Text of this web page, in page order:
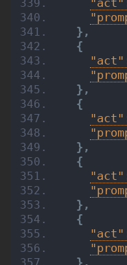
} ,
{
} ,
{
} ,
{
} ,
{